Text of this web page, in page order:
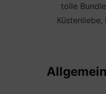
tolle